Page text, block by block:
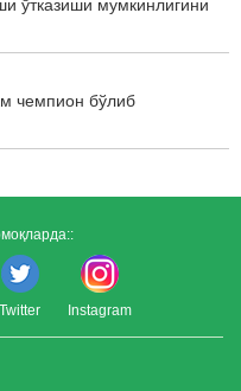
ўтказиши мумкинлигини
чемпион бўлиб
Twitter Instagram